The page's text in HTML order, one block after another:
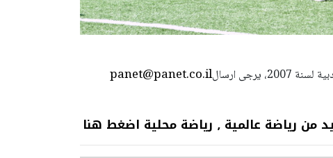
panet@panet.co.ilاستعمال المضامين بموجب بند 27 أ لقانون الحقوق الأدبية لسنة 2007، يرجى ارسال
رياضة عالمية ٫ رياضة محلية اضغط هنا